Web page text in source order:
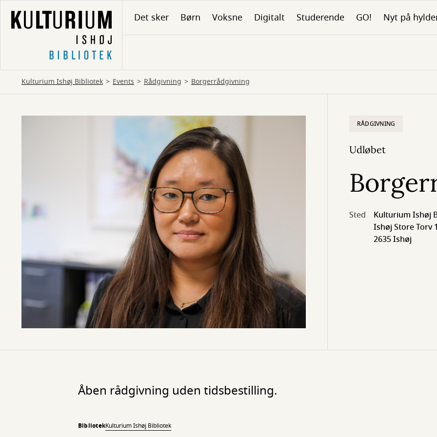
hovedindhold
Det sker Børn Voksne Digitalt Studerende GO! Nyt på
Kulturium Ishøj Bibliotek Events Rådgivning Borgerrådgivning
RÅDGIVNING
Udløbet
Sted
Kulturium Ishøj
Ishøj Store Torv
2635 Ishøj
Åben rådgivning uden tidsbestilling.
BibliotekKulturium Ishøj Bibliotek